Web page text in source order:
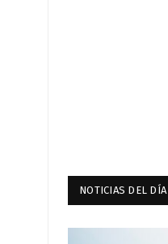
NOTICIAS DEL DÍA